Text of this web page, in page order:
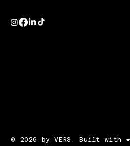
© 2026 by VERS. Built with ❤️